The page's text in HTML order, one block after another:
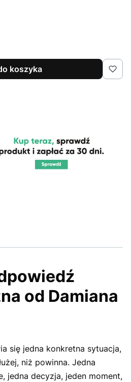
koszyka
od Damiana
się jedna konkretna sytuacja,
niż powinna. Jedna
jedna decyzja, jeden moment,